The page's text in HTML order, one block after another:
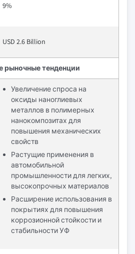
9%
USD 2.6 Billion
рыночные тенденции
Увеличение спроса на
оксиды наноглиевых
металлов в полимерных
нанокомпозитах для
повышения механических
свойств
Растущие применения в
автомобильной
промышленности для легких,
высокопрочных материалов
Расширение использования в
покрытиях для повышения
коррозионной стойкости и
стабильности УФ